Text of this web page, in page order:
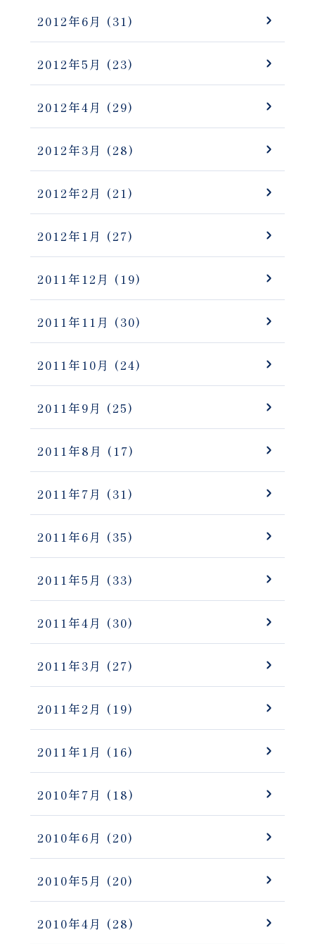
2012年6月 (31)
2012年5月 (23)
2012年4月 (29)
2012年3月 (28)
2012年2月 (21)
2012年1月 (27)
2011年12月 (19)
2011年11月 (30)
2011年10月 (24)
2011年9月 (25)
2011年8月 (17)
2011年7月 (31)
2011年6月 (35)
2011年5月 (33)
2011年4月 (30)
2011年3月 (27)
2011年2月 (19)
2011年1月 (16)
2010年7月 (18)
2010年6月 (20)
2010年5月 (20)
2010年4月 (28)